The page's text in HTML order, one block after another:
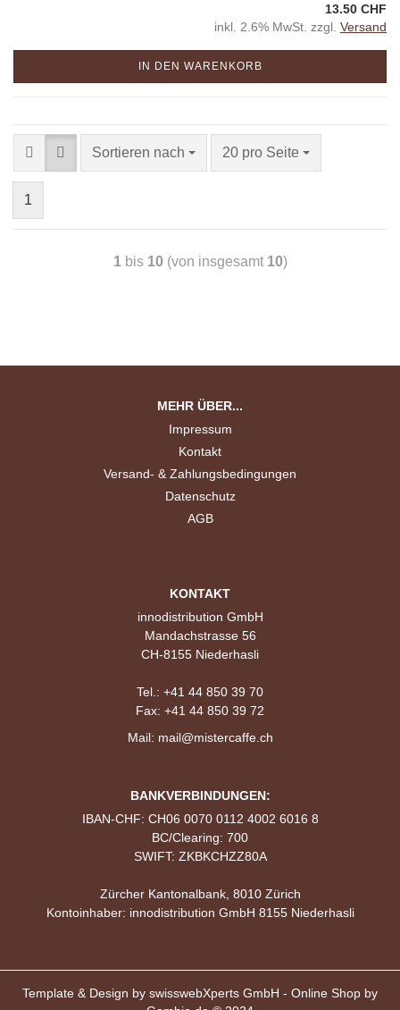
13.50 CHF
inkl. 2.6% MwSt. zzgl. Versand
IN DEN WARENKORB
Sortieren nach 20 pro Seite
1
1bis 10 (von insgesamt 10)
MEHR ÜBER...
Impressum
Kontakt
Versand- & Zahlungsbedingungen
Datenschutz
AGB
KONTAKT
innodistribution GmbH
Mandachstrasse 56
CH-8155 Niederhasli
Tel.: +41 44 850 39 70
Fax: +41 44 850 39 72
Mail: mail@mistercaffe.ch
BANKVERBINDUNGEN:
IBAN-CHF: CH06 0070 0112 4002 6016 8
BC/Clearing: 700
SWIFT: ZKBKCHZZ80A
Zürcher Kantonalbank, 8010 Zürich
Kontoinhaber: innodistribution GmbH 8155 Niederhasli
Template & Design by swisswebXperts GmbH - Online Shop by